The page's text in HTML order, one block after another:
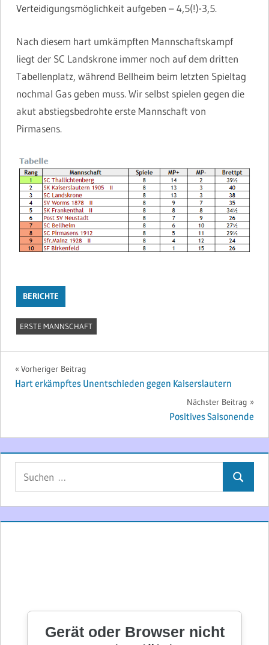
Verteidigungsmöglichkeit aufgeben – 4,5(!)-3,5.
Nach diesem hart umkämpften Mannschaftskampf
liegt der SC Landskrone immer noch auf dem dritten
Tabellenplatz, während Bellheim beim letzten Spieltag
nochmal Gas geben muss. Wir selbst spielen gegen die
akut abstiegsbedrohte erste Mannschaft von
Pirmasens.
BERICHTE
ERSTE MANNSCHAFT
Beitragsnavigation
Vorheriger Beitrag
Hart erkämpftes Unentschieden gegen Kaiserslautern
Nächster Beitrag
Positives Saisonende
Suchen